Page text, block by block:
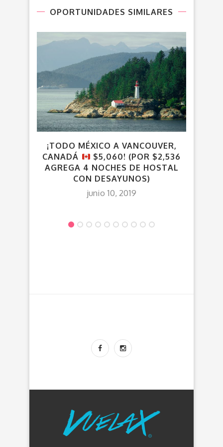
OPORTUNIDADES SIMILARES
¡TODO MÉXICO A VANCOUVER,
CANADÁ
$5,060! (POR $2,536
AGREGA 4 NOCHES DE HOSTAL
CON DESAYUNOS)
junio 10, 2019